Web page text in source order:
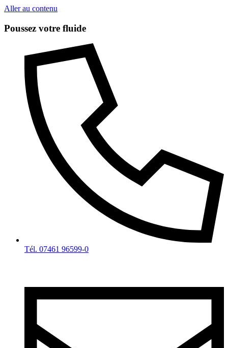
Aller au contenu
Poussez votre fluide
Tél. 07461 96599-0